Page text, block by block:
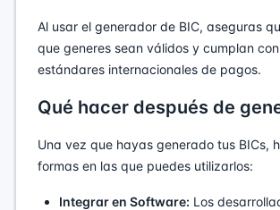
Al usar el generador de BIC, aseguras
que generes sean válidos y cumplan
estándares internacionales de pagos.
Qué hacer después de
Una vez que hayas generado tus BICs,
formas en las que puedes utilizarlos:
Integrar en Software: Los